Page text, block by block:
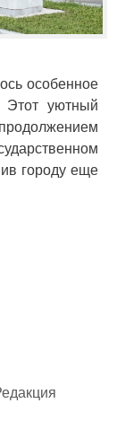
особенное
уютный
городу еще